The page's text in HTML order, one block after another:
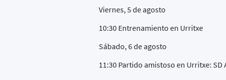
Viernes, 5 de agosto
10:30 Entrenamiento en Urritxe
Sábado, 6 de agosto
11:30 Partido amistoso en Urritxe: